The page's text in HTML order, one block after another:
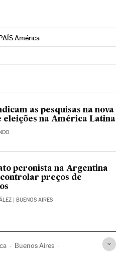
América
en Twitter
Brasil en Instagram
País Brasil en Facebook
as pesquisas na nova
eleições na América Latina
peronista na Argentina
preços de
| BUENOS AIRES
Buenos Aires